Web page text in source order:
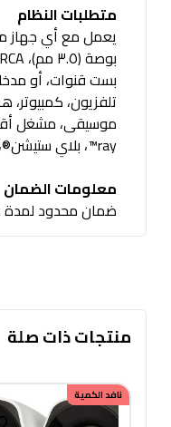
متطلبات النظام
بست قنوات، أو
تلفزيون،
ray™، بلاي ستيشن®، إكس بوكس®، وي™
معلومات الضمان
ضمان محدود لمدة
منتجات ذات صلة
نافد الكمية